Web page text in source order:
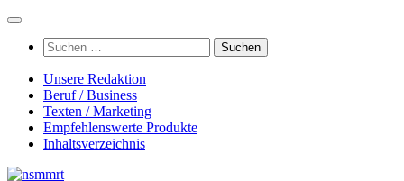
Zum
springenSuchen
nach:
Unsere Redaktion
Beruf / Business
Texten / Marketing
Empfehlenswerte Produkte
Inhaltsverzeichnis